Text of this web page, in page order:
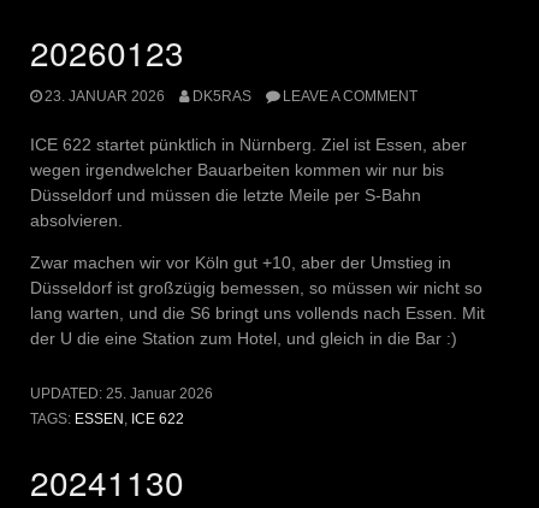
20260123
23. JANUAR 2026 DK5RAS LEAVE A COMMENT
ICE 622 startet pünktlich in Nürnberg. Ziel ist Essen, aber
wegen irgendwelcher Bauarbeiten kommen wir nur bis
Düsseldorf und müssen die letzte Meile per S-Bahn
absolvieren.
Zwar machen wir vor Köln gut +10, aber der Umstieg in
Düsseldorf ist großzügig bemessen, so müssen wir nicht so
lang warten, und die S6 bringt uns vollends nach Essen. Mit
der U die eine Station zum Hotel, und gleich in die Bar :)
UPDATED: 25. Januar 2026
TAGS: ESSEN , ICE 622
20241130